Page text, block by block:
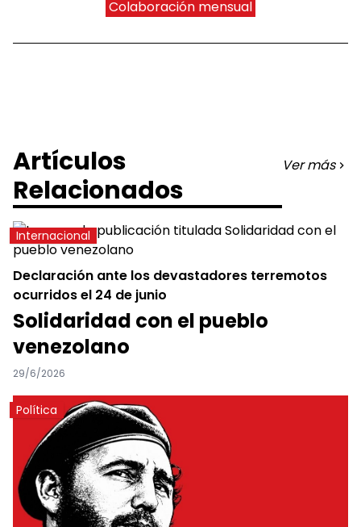
Colaboración mensual
Artículos
Relacionados
Ver más
Internacional
Declaración ante los devastadores terremotos
ocurridos el 24 de junio
Solidaridad con el pueblo
venezolano
29/6/2026
Política